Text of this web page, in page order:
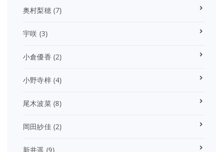
奥村梨穂(7)
宇咲 (3)
小倉優香 (2)
小野寺梓(4)
尾木波菜(8)
岡田紗佳(2)
新井遥 (9)